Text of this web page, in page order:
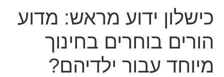
כישלון ידוע מראש: מדוע
הורים בוחרים בחינוך
מיוחד עבור ילדיהם?